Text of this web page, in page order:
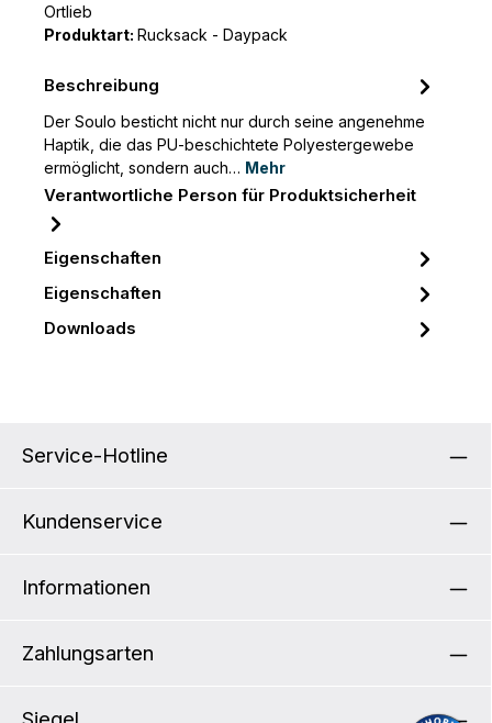
Ortlieb
Produktart: Rucksack - Daypack
Beschreibung
Der Soulo besticht nicht nur durch seine angenehme
Haptik, die das PU-beschichtete Polyestergewebe
ermöglicht, sondern auch… Mehr
Verantwortliche Person für Produktsicherheit
Eigenschaften
Eigenschaften
Downloads
Service-Hotline
Kundenservice
Informationen
Zahlungsarten